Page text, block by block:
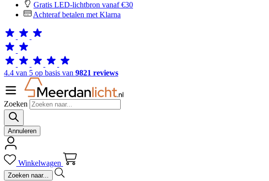
Gratis LED-lichtbron vanaf €30
Achteraf betalen met Klarna
4.4 van 5 op basis van 9821 reviews
Zoeken
Annuleren
Winkelwagen